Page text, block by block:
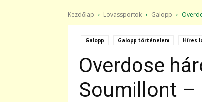
Kezdőlap Lovassportok Galopp
Galopp Galopp történelem Híres
Overdose
Soumillont –